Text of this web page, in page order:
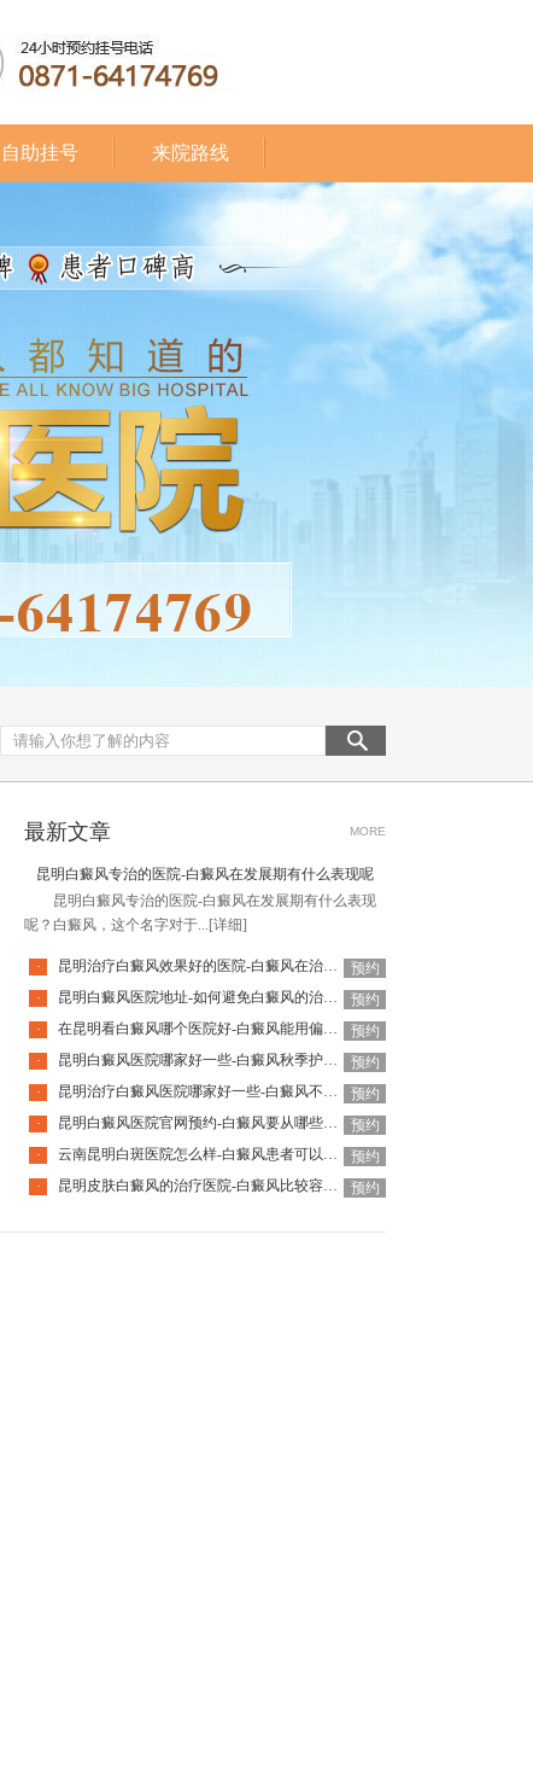
自助挂号 来院路线
最新文章 MORE
昆明白癜风专治的医院-白癜风在发展期有什么表现呢
昆明白癜风专治的医院-白癜风在发展期有什么表现
呢？白癜风，这个名字对于... [详细]
· 昆明治疗白癜风效果好的医院-白癜风在治疗时应该注意什么
预约
·
昆明白癜风医院地址-如何避免白癜风的治疗误区
预约
·
在昆明看白癜风哪个医院好-白癜风能用偏方治疗吗
预约
·
昆明白癜风医院哪家好一些-白癜风秋季护理方法有哪些
预约
·
昆明治疗白癜风医院哪家好一些-白癜风不治的危害有哪些
预约
·
昆明白癜风医院官网预约-白癜风要从哪些方面来进行护理
预约
·
云南昆明白斑医院怎么样-白癜风患者可以吃哪些坚果呢
预约
·
昆明皮肤白癜风的治疗医院-白癜风比较容易出现在什么部位 预约